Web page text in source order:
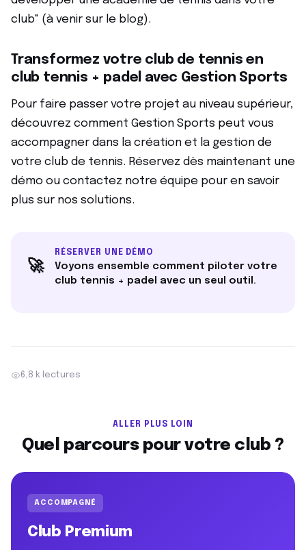
club" (à venir sur le blog).
Transformez votre club de tennis en
club tennis + padel avec Gestion Sports
Pour faire passer votre projet au niveau supérieur,
découvrez comment Gestion Sports peut vous
accompagner dans la création et la gestion de
votre club de tennis. Réservez dès maintenant une
démo ou contactez notre équipe pour en savoir
plus sur nos solutions.
🚀
RÉSERVER UNE DÉMO
Voyons ensemble comment piloter votre
club tennis + padel avec un seul outil.
6,8 k lectures
ALLER PLUS LOIN
Quel parcours pour votre club ?
ACCOMPAGNÉ
Club Premium